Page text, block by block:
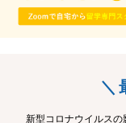
＼
新型コロナウイルスの